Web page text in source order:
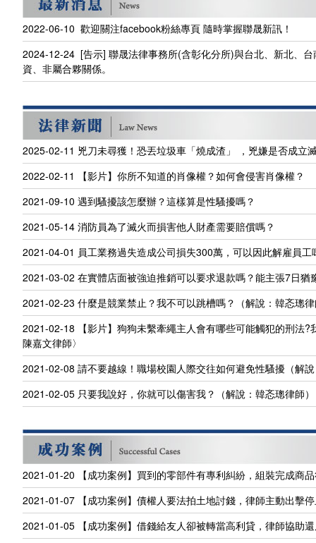
2022-06-10 歡迎關注facebook粉絲專頁 隨時掌握聯晟新訊！
2024-12-24 [告示] 聯晟法律事務所(含彰化分所)與台北、新北、
資、非屬合夥關係。
2025-02-11 兇刀未尋獲！恐丟垃圾車「燒成渣」 ，兇嫌是否成立
2022-02-11
【影片】你所不知道的肖像權？如何會侵害肖像權？
2021-09-10 遇到騷擾該怎麼辦？這樣算是性騷擾嗎？
2021-05-14 消防員為了滅火而損害他人財產需要賠償嗎？
2021-04-01 員工業務過失造成公司損失300萬，可以因此解雇員
2021-03-02 在實體店面被強迫推銷可以要求退款嗎？能主張7日猶
2021-02-23 什麼是競業禁止？我不可以跳槽嗎？（解說：韓忞璁
2021-02-18
【影片】狗狗未繫牽繩主人會有哪些可能觸犯的刑法
陳嘉文律師〉
2021-02-08 請不要越線！職場校園人際交往如何避免性騷擾（解
2021-02-05 只要我說好，你就可以傷害我？（解說：韓忞璁律師）
2021-01-20
【成功案例】買到的零部件有專利糾紛，組裝完成商
2021-01-07 【成功案例】債權人要法拍土地討錢，律師主動出擊
2021-01-05 【成功案例】借錢給友人卻被轉當高利貸，律師協助